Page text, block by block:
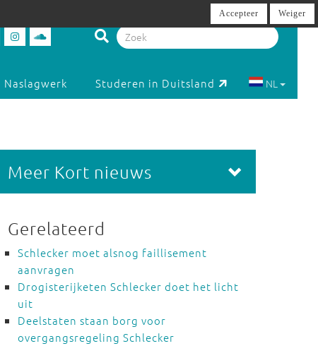
Naslagwerk Studeren in Duitsland NL
Meer Kort nieuws
Gerelateerd
Schlecker moet alsnog faillisement
aanvragen
Drogisterijketen Schlecker doet het licht
uit
Deelstaten staan borg voor
overgangsregeling Schlecker
Accepteer Weiger